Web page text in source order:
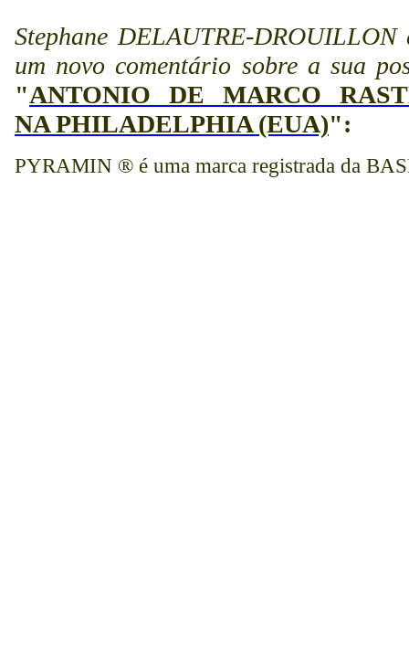
Stephane DELAUTRE-DROUILLON
um novo comentário sobre a sua
"ANTONIO DE MARCO
NA PHILADELPHIA (EUA)":
PYRAMIN ® é uma marca registrada da